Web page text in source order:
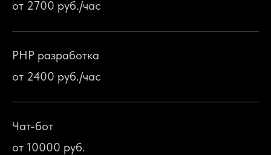
от 2700 руб./час
PHP разработка
от 2400 руб./час
Чат-бот
от 10000 руб.